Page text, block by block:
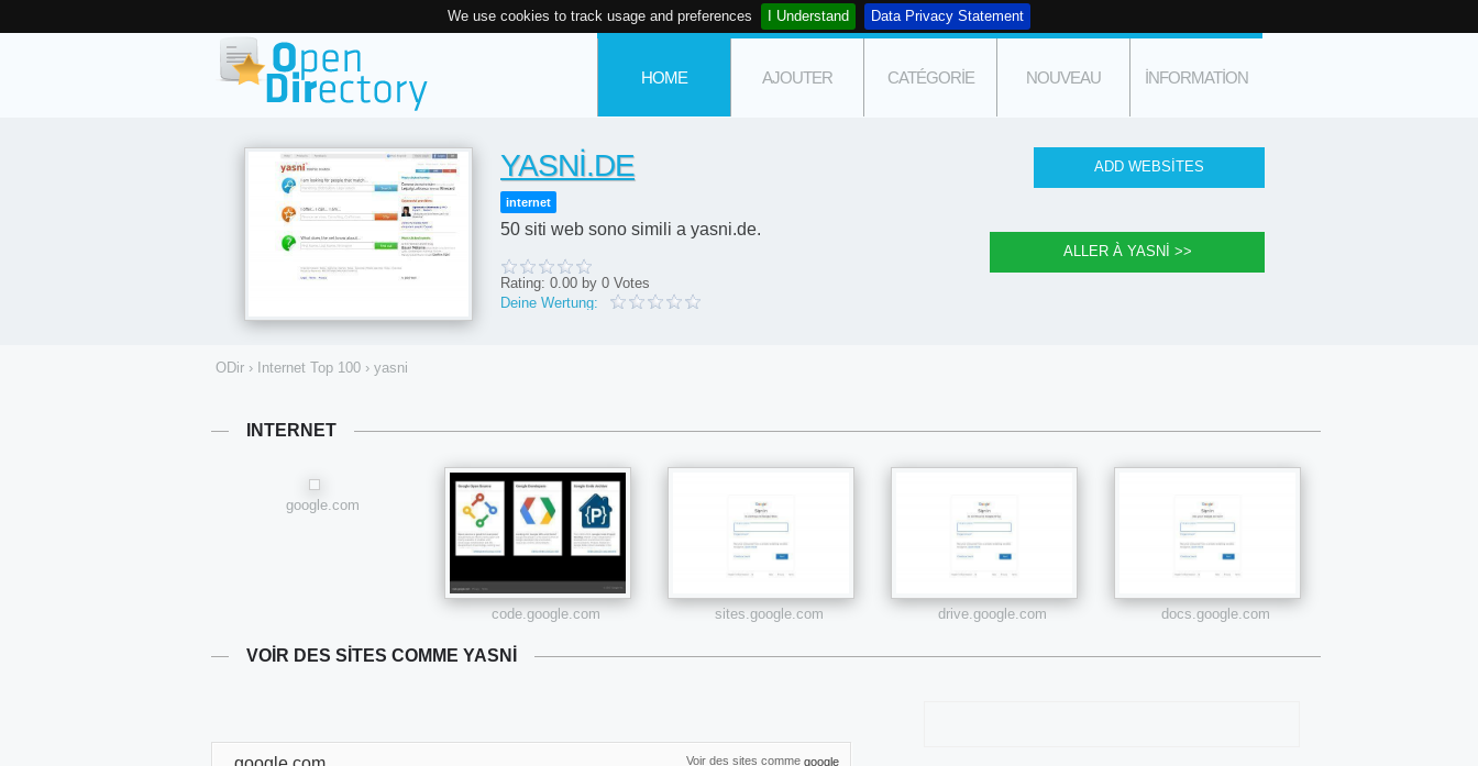
We use cookies to track usage and preferences I Understand Data Privacy Statement
HOME AJOUTER CATÉGORIE NOUVEAU INFORMATION
YASNI.DE
internet
50 siti web sono simili a yasni.de.
Rating: 0.00 by 0 Votes
Deine Wertung:
ODir › Internet Top 100 › yasni
INTERNET
google.com
code.google.com sites.google.com drive.google.com docs.google.com
VOIR DES SITES COMME YASNI
Voir des sites comme google